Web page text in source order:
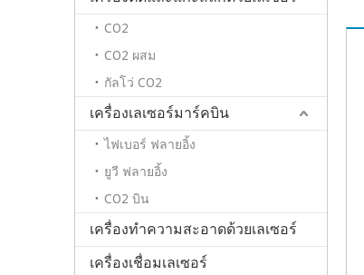
CO2
CO2 ผสม
กัลโว่ CO2
เครื่องเลเซอร์มาร์คบิน
ไฟเบอร์ ฟลายอิ้ง
ยูวี ฟลายอิ้ง
CO2 บิน
เครื่องทำความสะอาดด้วยเลเซอร์
เครื่องเชื่อมเลเซอร์